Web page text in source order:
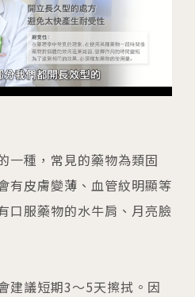
一種，常見的藥物為類固
有皮膚變薄、血管紋明顯等
口服藥物的水牛肩、月亮臉
建議短期3～5天擦拭。因